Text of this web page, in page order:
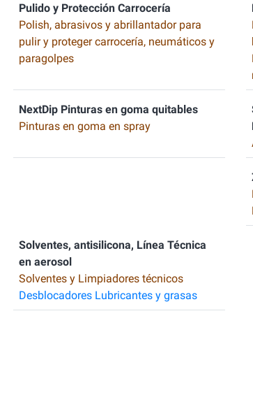
Pulido y Protección Carrocería
Polish, abrasivos y abrillantador para
pulir y proteger carrocería, neumáticos y
paragolpes
NextDip Pinturas en goma quitables
Pinturas en goma en spray
Solventes, antisilicona, Línea Técnica
en aerosol
Solventes y Limpiadores técnicos
Desblocadores Lubricantes y grasas